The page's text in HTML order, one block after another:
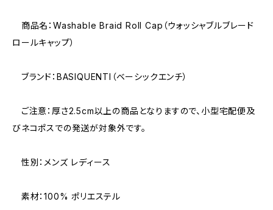
商品名：Washable Braid Roll Cap（ウォッシャブルブレード
ロールキャップ）
ブランド：BASIQUENTI（ベーシックエンチ）
ご注意：厚さ2.5cm以上の商品となりますので、小型宅配便及
びネコポスでの発送が対象外です。
性別：メンズ レディース
素材：100% ポリエステル